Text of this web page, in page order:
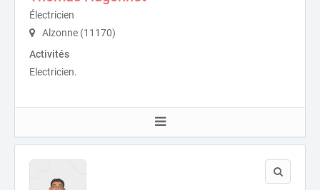
Électricien
Alzonne (11170)
Activités
Electricien.